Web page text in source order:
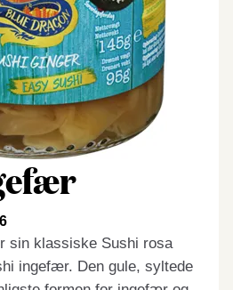
sin klassiske Sushi rosa
ingefær. Den gule, syltede